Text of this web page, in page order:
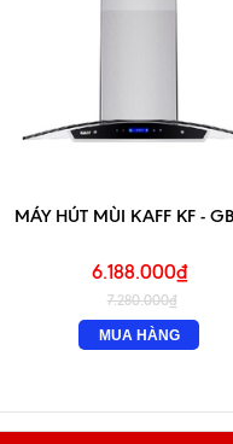
MÁY HÚT MÙI KAFF KF -
6.188.000₫
7.280.000₫
MUA HÀNG